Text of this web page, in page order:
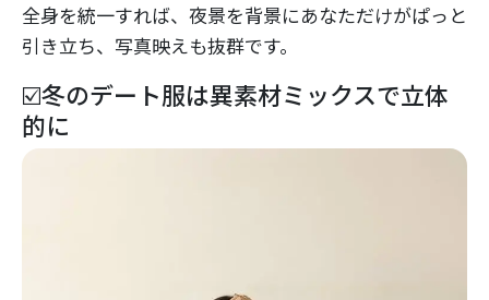
全身を統一すれば、夜景を背景にあなただけがぱっと
引き立ち、写真映えも抜群です。
☑️冬のデート服は異素材ミックスで立体
的に